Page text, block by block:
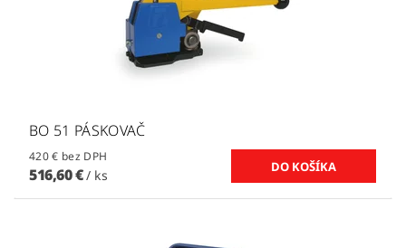
BO 51 PÁSKOVAČ
420 € bez DPH
516,60 €/ ks